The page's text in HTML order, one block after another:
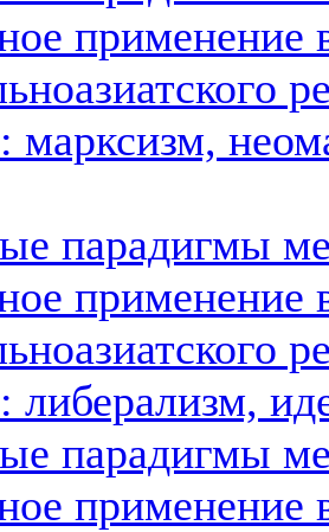
применение
марксизм,
парадигмы
применение
либерализм,
парадигмы
применение